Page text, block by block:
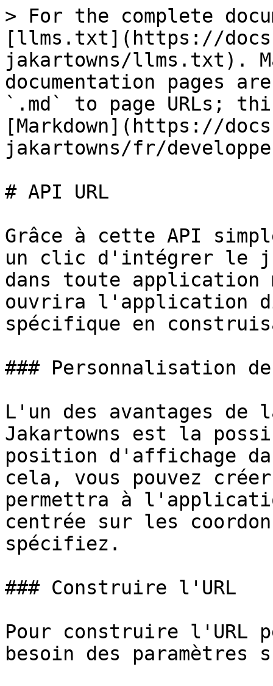
> For the complete
[llms.txt](https://
jakartowns/llms.txt).
documentation pages
`.md` to page URLs;
[Markdown](https://
jakartowns/fr/
# API URL
Grâce à cette API
un clic d'intégrer le
dans toute
ouvrira l'application
spécifique en
### Personnalisation
L'un des avantages de
Jakartowns est la
position d'affichage
cela, vous pouvez
permettra à
centrée sur les
spécifiez.
### Construire l'URL
Pour construire l'URL
besoin des paramètres